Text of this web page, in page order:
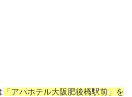
「アパホテル大阪肥後橋駅前」
を